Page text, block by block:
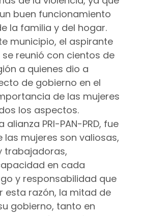
buen funcionamiento
la familia y del hogar.
municipio, el aspirante
reunió con cientos de
a quienes dio a
de gobierno en el
de las mujeres
los aspectos.
PRI-PAN-PRD, fue
las mujeres son valiosas,
trabajadoras,
en cada
y responsabilidad que
esta razón, la mitad de
gobierno, tanto en